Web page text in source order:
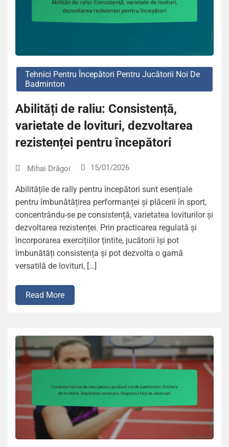
Tehnici Pentru Începători Pentru Jucătorii Noi De
Badminton
Abilități de raliu: Consistență,
varietate de lovituri, dezvoltarea
rezistenței pentru începători
Mihai Drăgoi 15/01/2026
Abilitățile de rally pentru începători sunt esențiale
pentru îmbunătățirea performanței și plăcerii în sport,
concentrându-se pe consistență, varietatea loviturilor și
dezvoltarea rezistenței. Prin practicarea regulată și
încorporarea exercițiilor țintite, jucătorii își pot
îmbunătăți consistența și pot dezvolta o gamă
versatilă de lovituri, […]
Read More